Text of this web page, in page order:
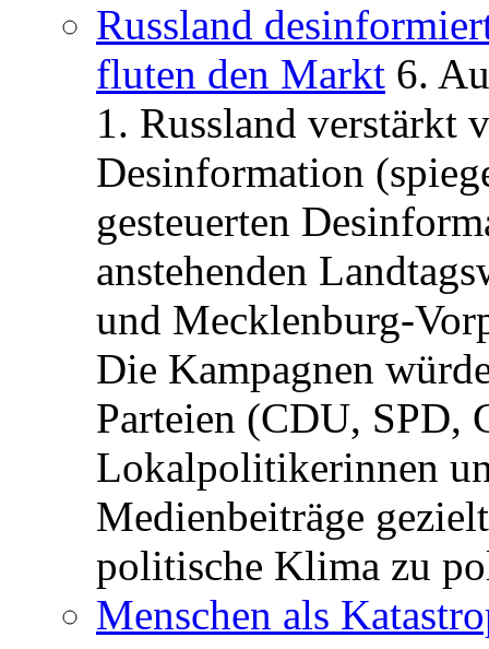
Russland
fluten den Markt 6.
1. Russland verstärkt
Desinformation
gesteuerten
anstehenden
und Mecklenburg-
Die Kampagnen
Parteien (CDU, SPD,
Lokalpolitikerinnen
Medienbeiträge
politische Klima zu
Menschen als